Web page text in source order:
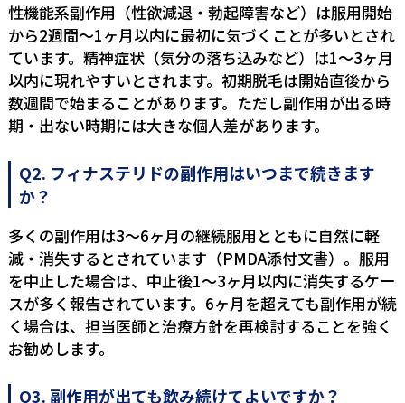
性機能系副作用（性欲減退・勃起障害など）は服用開始
から2週間〜1ヶ月以内に最初に気づくことが多いとされ
ています。精神症状（気分の落ち込みなど）は1〜3ヶ月
以内に現れやすいとされます。初期脱毛は開始直後から
数週間で始まることがあります。ただし副作用が出る時
期・出ない時期には大きな個人差があります。
Q2. フィナステリドの副作用はいつまで続きます
か？
多くの副作用は3〜6ヶ月の継続服用とともに自然に軽
減・消失するとされています（PMDA添付文書）。服用
を中止した場合は、中止後1〜3ヶ月以内に消失するケー
スが多く報告されています。6ヶ月を超えても副作用が続
く場合は、担当医師と治療方針を再検討することを強く
お勧めします。
Q3. 副作用が出ても飲み続けてよいですか？